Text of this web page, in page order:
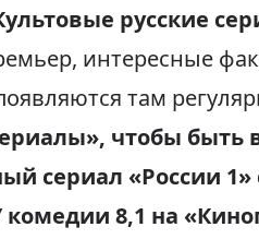
русские
интересные
там
чтобы быть
сериал «России
комедии 8,1 на